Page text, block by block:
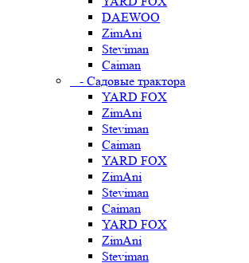
DAEWOO
ZimAni
Steviman
Caiman
- Садовые трактора
YARD FOX
ZimAni
Steviman
Caiman
YARD FOX
ZimAni
Steviman
Caiman
YARD FOX
ZimAni
Steviman